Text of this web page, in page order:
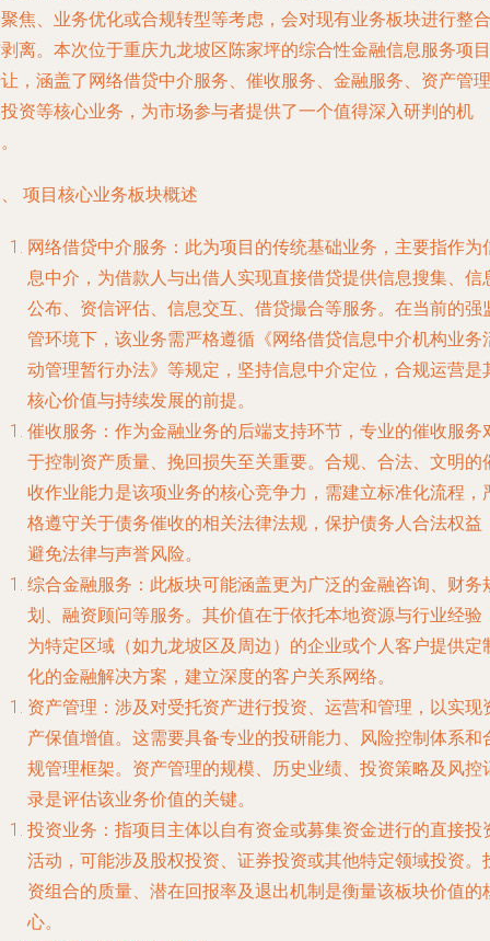
焦、业务优化或合规转型等考虑，会对现有业务板块进行整合
离。本次位于重庆九龙坡区陈家坪的综合性金融信息服务项目
，涵盖了网络借贷中介服务、催收服务、金融服务、资产管理
资等核心业务，为市场参与者提供了一个值得深入研判的机
项目核心业务板块概述
网络借贷中介服务 ：此为项目的传统基础业务，主要指作为
息中介，为借款人与出借人实现直接借贷提供信息搜集、信
公布、资信评估、信息交互、借贷撮合等服务。在当前的强
管环境下，该业务需严格遵循《网络借贷信息中介机构业务
动管理暂行办法》等规定，坚持信息中介定位，合规运营是
核心价值与持续发展的前提。
催收服务 ：作为金融业务的后端支持环节，专业的催收服务
于控制资产质量、挽回损失至关重要。合规、合法、文明的
收作业能力是该项业务的核心竞争力，需建立标准化流程，
格遵守关于债务催收的相关法律法规，保护债务人合法权益
避免法律与声誉风险。
综合金融服务 ：此板块可能涵盖更为广泛的金融咨询、财务
划、融资顾问等服务。其价值在于依托本地资源与行业经验
为特定区域（如九龙坡区及周边）的企业或个人客户提供定
化的金融解决方案，建立深度的客户关系网络。
资产管理 ：涉及对受托资产进行投资、运营和管理，以实现
产保值增值。这需要具备专业的投研能力、风险控制体系和
规管理框架。资产管理的规模、历史业绩、投资策略及风控
录是评估该业务价值的关键。
投资业务 ：指项目主体以自有资金或募集资金进行的直接投
活动，可能涉及股权投资、证券投资或其他特定领域投资。
资组合的质量、潜在回报率及退出机制是衡量该板块价值的
心。